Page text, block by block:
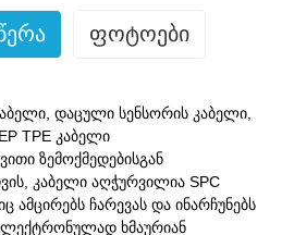
Ფოტოები
დაცული სენსორის კაბელი,
TPE კაბელი
ზემოქმედებისგან
კაბელი აღჭურვილია SPC
ჩარევას და ინარჩუნებს
ხმაურიან